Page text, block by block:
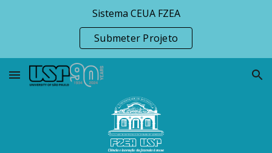
Sistema CEUA FZEA
Submeter Projeto